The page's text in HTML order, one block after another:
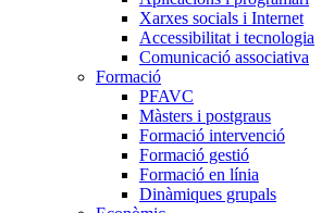
Xarxes socials i Internet
Accessibilitat i tecnologia
Comunicació associativa
Formació
PFAVC
Màsters i postgraus
Formació intervenció
Formació gestió
Formació en línia
Dinàmiques grupals